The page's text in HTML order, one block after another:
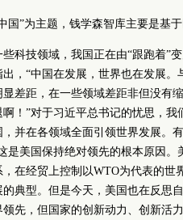
国”为主题，钱学森智库主要是基
科技领域，我国正在由“跟跑着”
，“中国在发展，世界也在发展
差距，在一些领域差距非但没有
！”对于习近平总书记的忧思，
并在各领域全面引领世界发展。
是美国保持绝对领先的根本原因。
在经贸上控制以WTO为代表的世
典型。但是今天，美国也在反思
先，但国家的创新动力、创新活